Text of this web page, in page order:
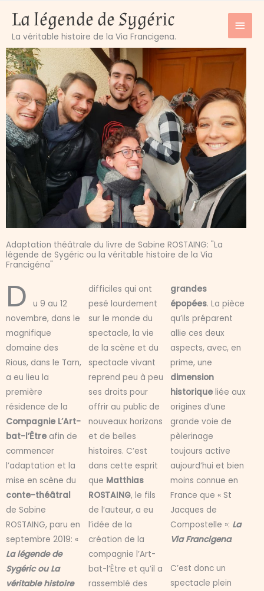
contenu
La légende de Sygéric
La véritable histoire de la Via Francigena.
Adaptation théâtrale du livre de Sabine ROSTAING: "La
légende de Sygéric ou la véritable histoire de la Via
Francigéna"
D
u 9 au 12
novembre, dans le
magnifique
domaine des
Rious, dans le Tarn,
a eu lieu la
première
résidence de la
Compagnie L’Art-
bat-l’Être afin de
commencer
l’adaptation et la
mise en scène du
conte-théâtral
de Sabine
ROSTAING, paru en
septembre 2019: «
La légende de
Sygéric ou La
véritable histoire
difficiles qui ont
pesé lourdement
sur le monde du
spectacle, la vie
de la scène et du
spectacle vivant
reprend peu à peu
ses droits pour
offrir au public de
nouveaux horizons
et de belles
histoires. C’est
dans cette esprit
que Matthias
ROSTAING, le fils
de l’auteur, a eu
l’idée de la
création de la
compagnie l’Art-
bat-l’Être et qu’il a
rassemblé des
grandes
épopées. La pièce
qu’ils préparent
allie ces deux
aspects, avec, en
prime, une
dimension
historique liée aux
origines d’une
grande voie de
pèlerinage
toujours active
aujourd’hui et bien
moins connue en
France que « St
Jacques de
Compostelle »: La
Via Francigena.
C’est donc un
spectacle plein